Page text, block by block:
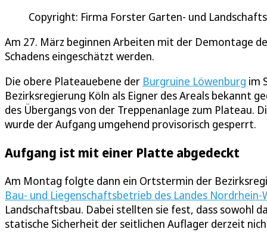
Copyright: Firma Forster Garten- und
Am 27. März beginnen Arbeiten mit der Demontage
Schadens eingeschätzt werden.
Die obere Plateauebene der Burgruine Löwenburg im
Bezirksregierung Köln als Eigner des Areals bekannt
des Übergangs von der Treppenanlage zum Plateau.
wurde der Aufgang umgehend provisorisch gesperrt.
Aufgang ist mit einer Platte abgedeckt
Am Montag folgte dann ein Ortstermin der
Bau- und Liegenschaftsbetrieb des Landes Nordrhein-
Landschaftsbau. Dabei stellten sie fest, dass sowohl
statische Sicherheit der seitlichen Auflager derzeit